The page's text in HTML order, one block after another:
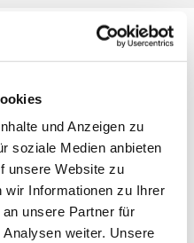
und Anzeigen zu
soziale Medien anbieten
unsere Website zu
wir Informationen zu Ihrer
unsere Partner für
weiter. Unsere